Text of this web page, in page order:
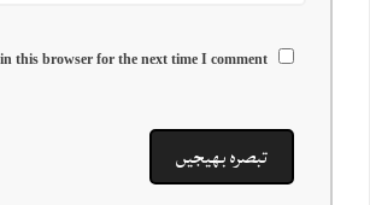
this browser for the next time I comment.